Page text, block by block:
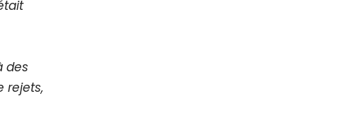
des
rejets,